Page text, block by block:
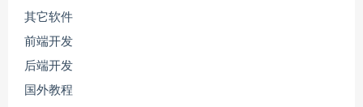
其它软件
前端开发
后端开发
国外教程